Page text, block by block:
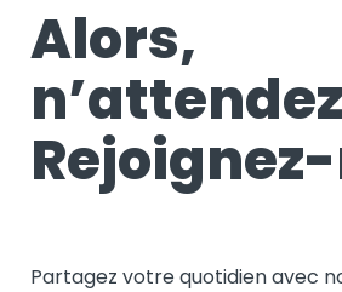
Alors,
Partagez votre quotidien avec